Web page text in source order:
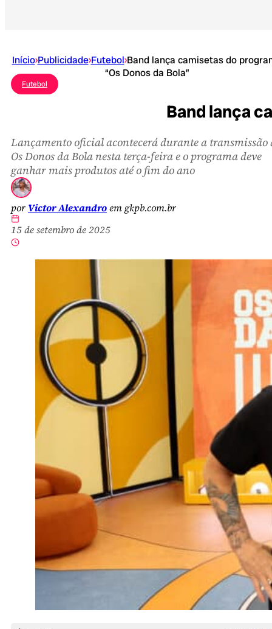
Início›Publicidade›Futebol›Band lança camisetas do
“Os Donos da Bola”
Futebol
Band lança
Lançamento oficial acontecerá durante a transmissão
Os Donos da Bola nesta terça-feira e o programa deve
ganhar mais produtos até o fim do ano
por Victor Alexandroem gkpb.com.br
15 de setembro de 2025